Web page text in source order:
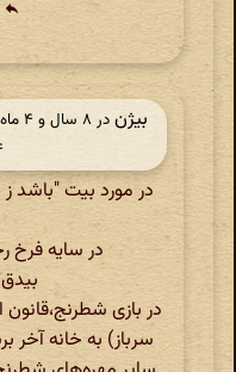
reply
بیژن
در مورد بیت "باشد
در سایه فرخ
در بازی
سرباز) به خانه